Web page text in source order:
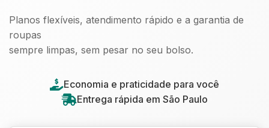
Planos flexíveis, atendimento rápido e a garantia de
roupas
sempre limpas, sem pesar no seu bolso.
Economia e praticidade para você
Entrega rápida em São Paulo